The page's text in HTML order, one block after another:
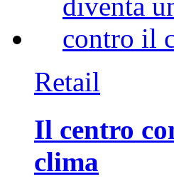
Retail
Il centro
clima